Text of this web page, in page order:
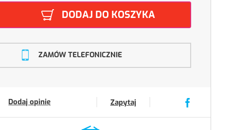
DODAJ DO KOSZYKA
ZAMÓW TELEFONICZNIE
Dodaj opinię Zapytaj